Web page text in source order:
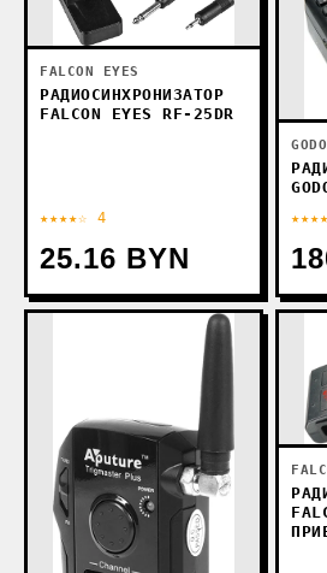
FALCON EYES
РАДИОСИНХРОНИЗАТОР
FALCON EYES RF-25DR
★★★★☆ 4
25.16 BYN